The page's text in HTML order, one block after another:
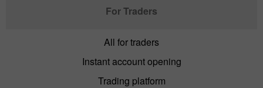
For Traders
All for traders
Instant account opening
Trading platform